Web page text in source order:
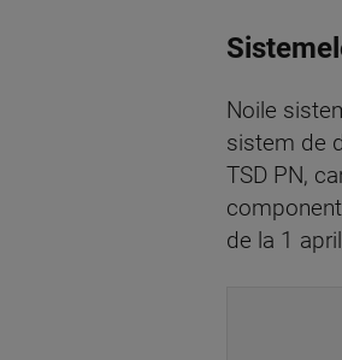
Noile
sistem de
TSD PN,
de la 1